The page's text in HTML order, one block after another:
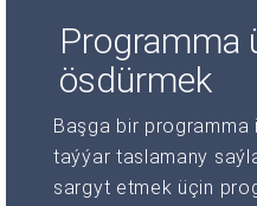
Programma
ösdürmek
Başga bir programma
taýýar taslamany
sargyt etmek üçin